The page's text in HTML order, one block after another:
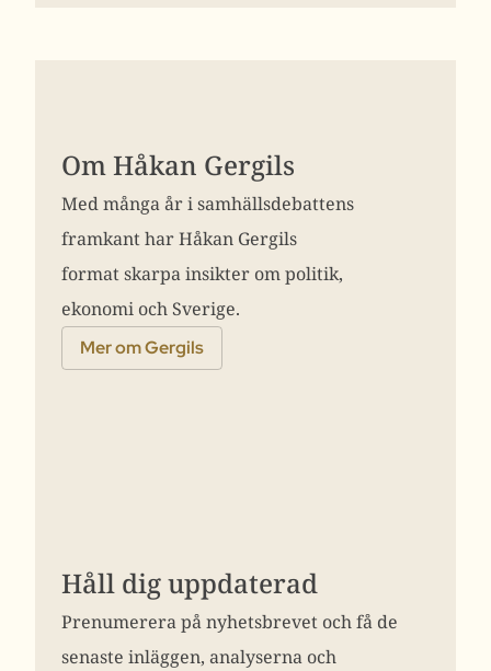
Om Håkan Gergils
Med många år i samhällsdebattens
framkant har Håkan Gergils
format skarpa insikter om politik,
ekonomi och Sverige.
Mer om Gergils
Håll dig uppdaterad
Prenumerera på nyhetsbrevet och få de
senaste inläggen, analyserna och